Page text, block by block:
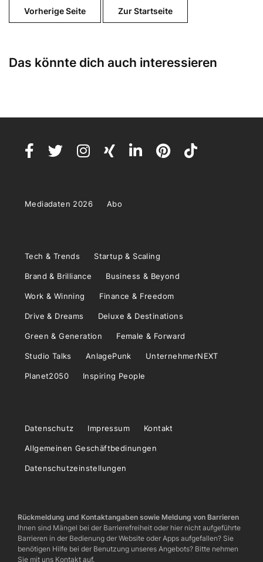
Vorherige Seite Zur Startseite
Das könnte dich auch interessieren
Mediadaten 2026 Abo
Tech & Trends Startup & Scaling
Brand & Brilliance Business & Beyond
Work & Winning Finance & Freedom
Drive & Dreams Deluxe & Destinations
Green & Generation Female & Forward
Studio Talks AnlagePunk UnternehmerNEXT
Planet2050 Inspiring People
Datenschutz Impressum Kontakt
Allgemeinen Geschäftbedinungen
Datenschutzeinstellungen
Rückmeldung und Kontaktangaben sowie Meldung von Barrieren
Ihnen sind Mängel bei der Barrierefreiheit oder hier nicht aufgeführte
Barrieren in der Bedienung der Website oder Apps aufgefallen? Sie
benötigen Hilfe bei der Benutzung unseres Angebots? Bitte nehmen
Sie mit uns Kontakt auf.